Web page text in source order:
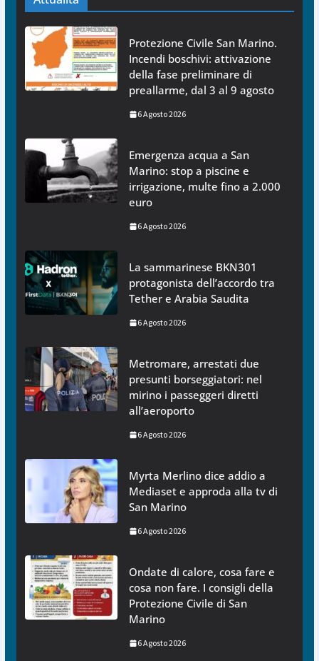
Protezione Civile San Marino.
Incendi boschivi: attivazione
della fase preliminare di
preallarme, dal 3 al 9 agosto
6 Agosto 2026
Emergenza acqua a San
Marino: stop a piscine e
irrigazione, multe fino a 2.000
euro
6 Agosto 2026
La sammarinese BKN301
protagonista dell’accordo tra
Tether e Arabia Saudita
6 Agosto 2026
Metromare, arrestati due
presunti borseggiatori: nel
mirino i passeggeri diretti
all’aeroporto
6 Agosto 2026
Myrta Merlino dice addio a
Mediaset e approda alla tv di
San Marino
6 Agosto 2026
Ondate di calore, cosa fare e
cosa non fare. I consigli della
Protezione Civile di San
Marino
6 Agosto 2026